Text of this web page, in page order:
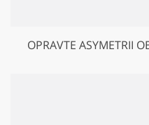
OPRAVTE ASYMETRII